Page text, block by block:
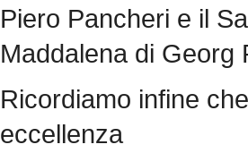
Piero Pancheri e il
Maddalena di Georg
Ricordiamo infine
eccellenza